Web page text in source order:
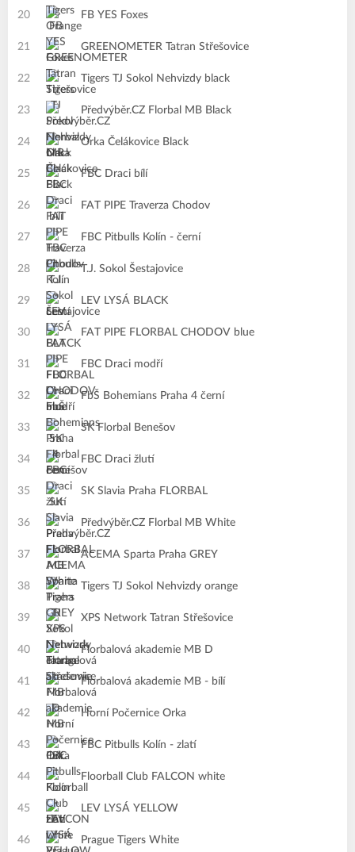
20 FB YES Foxes
21 GREENOMETER Tatran Střešovice
22 Tigers TJ Sokol Nehvizdy black
23 Předvýběr.CZ Florbal MB Black
24 Orka Čelákovice Black
25 FBC Draci bílí
26 FAT PIPE Traverza Chodov
27 FBC Pitbulls Kolín - černí
28 T.J. Sokol Šestajovice
29 LEV LYSÁ BLACK
30 FAT PIPE FLORBAL CHODOV blue
31 FBC Draci modří
32 FbŠ Bohemians Praha 4 černí
33 SK Florbal Benešov
34 FBC Draci žlutí
35 SK Slavia Praha FLORBAL
36 Předvýběr.CZ Florbal MB White
37 ACEMA Sparta Praha GREY
38 Tigers TJ Sokol Nehvizdy orange
39 XPS Network Tatran Střešovice
40 Florbalová akademie MB D
41 Florbalová akademie MB - bílí
42 Horní Počernice Orka
43 FBC Pitbulls Kolín - zlatí
44 Floorball Club FALCON white
45 LEV LYSÁ YELLOW
46 Prague Tigers White